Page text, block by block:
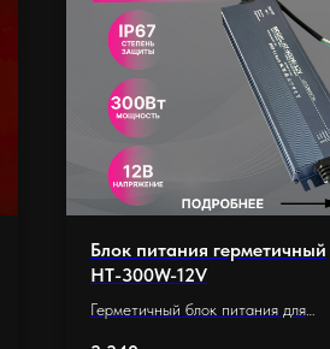
Блок питания герметичный
HT-300W-12V
Герметичный блок питания для